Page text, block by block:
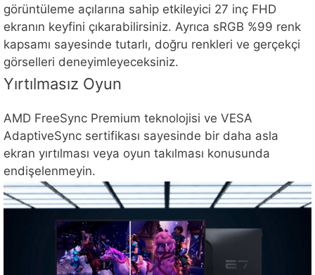
görüntüleme açılarına sahip etkileyici 27 inç FHD
ekranın keyfini çıkarabilirsiniz. Ayrıca sRGB %99 renk
kapsamı sayesinde tutarlı, doğru renkleri ve gerçekçi
görselleri deneyimleyeceksiniz.
Yırtılmasız Oyun
AMD FreeSync Premium teknolojisi ve VESA
AdaptiveSync sertifikası sayesinde bir daha asla
ekran yırtılması veya oyun takılması konusunda
endişelenmeyin.